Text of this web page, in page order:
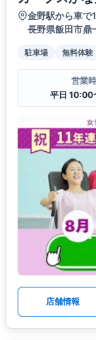
金野駅から車で
長野県飯田市
駐車場 無料体験
営業
平日 10:00
店舗情報